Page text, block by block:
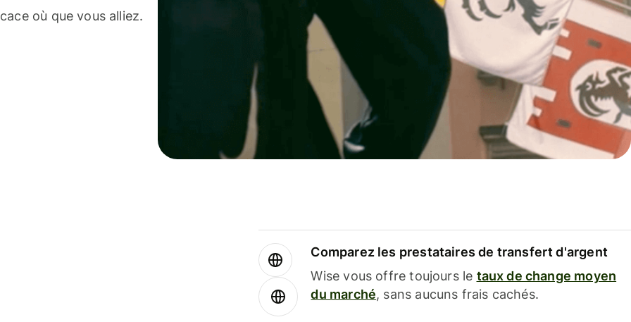
où que vous alliez.
Comparez les prestataires de transfert d'argent
Wise vous offre toujours le taux de change moyen
du marché, sans aucuns frais cachés.